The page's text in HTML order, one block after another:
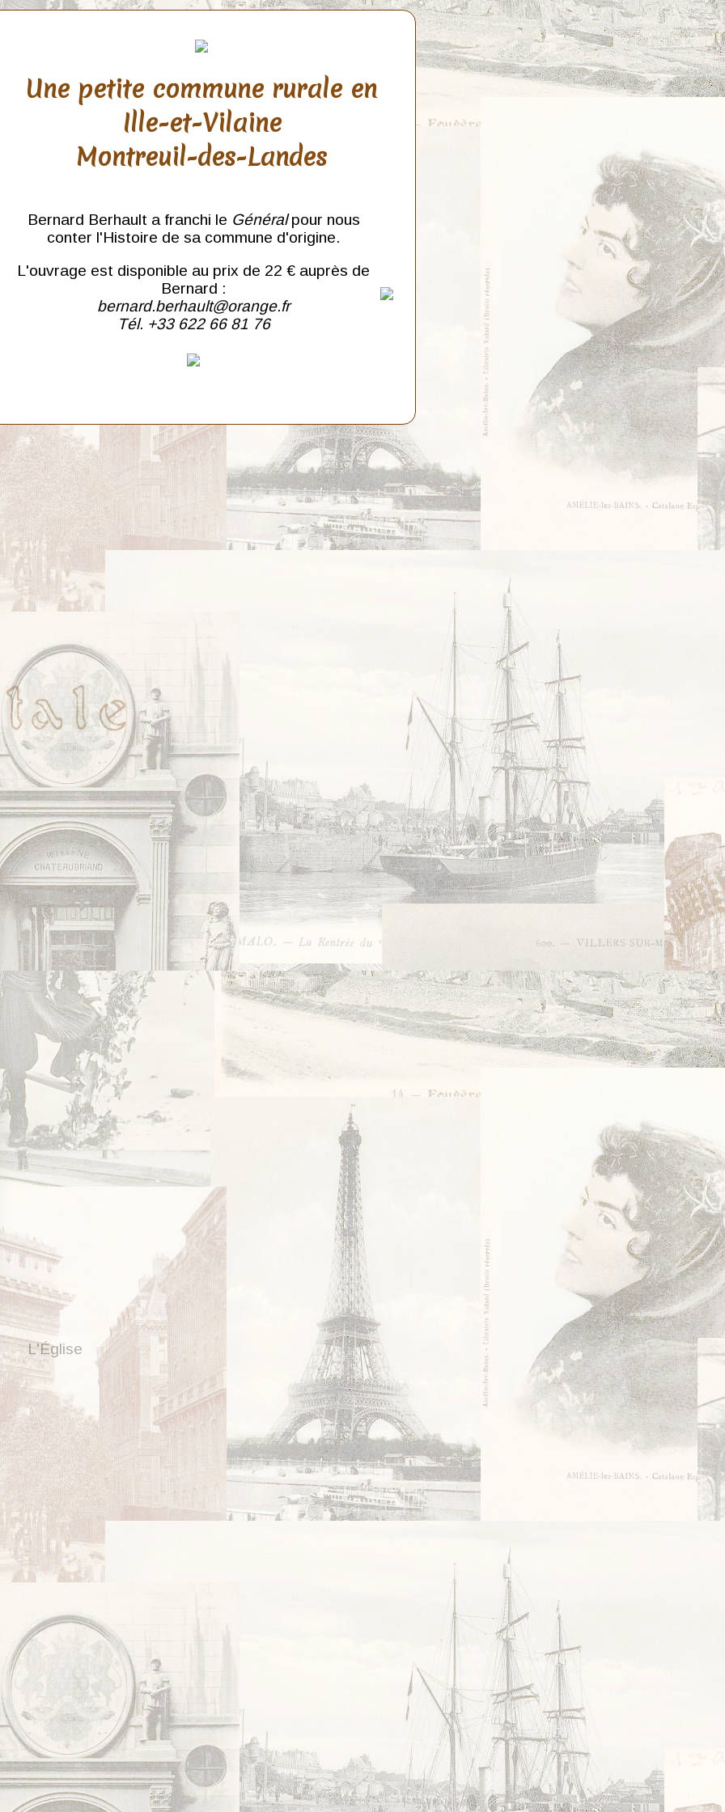
L'Église
Une petite commune rurale en
Ille-et-Vilaine
Montreuil-des-Landes
Bernard Berhault a franchi le Généralpour nous
conter l'Histoire de sa commune d'origine.
L'ouvrage est disponible au prix de 22 € auprès de
Bernard :
bernard.berhault@orange.fr
Tél. +33 622 66 81 76